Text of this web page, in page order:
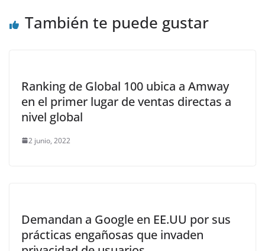
También te puede gustar
Ranking de Global 100 ubica a Amway
en el primer lugar de ventas directas a
nivel global
2 junio, 2022
Demandan a Google en EE.UU por sus
prácticas engañosas que invaden